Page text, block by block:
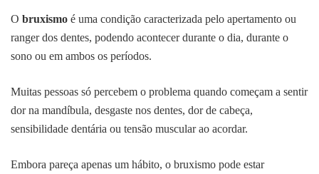
O bruxismo é uma condição caracterizada pelo apertamento ou
ranger dos dentes, podendo acontecer durante o dia, durante o
sono ou em ambos os períodos.
Muitas pessoas só percebem o problema quando começam a sentir
dor na mandíbula, desgaste nos dentes, dor de cabeça,
sensibilidade dentária ou tensão muscular ao acordar.
Embora pareça apenas um hábito, o bruxismo pode estar